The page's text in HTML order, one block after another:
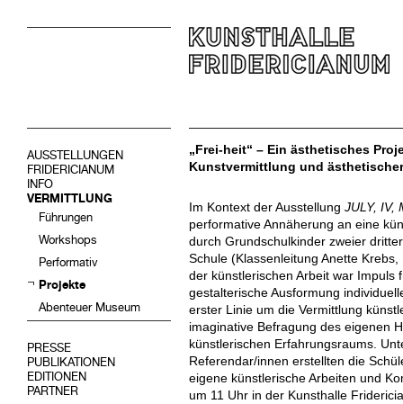
AUSSTELLUNGEN
FRIDERICIANUM
INFO
VERMITTLUNG
Führungen
Workshops
Performativ
Projekte
Abenteuer Museum
PRESSE
PUBLIKATIONEN
EDITIONEN
PARTNER
„Frei-heit“ – Ein ästhetisches
Kunstvermittlung und
Im Kontext der Ausstellung JULY, IV,
performative Annäherung an eine
durch Grundschulkinder zweier
Schule (Klassenleitung Anette
der künstlerischen Arbeit war Impuls
gestalterische Ausformung
erster Linie um die Vermittlung
imaginative Befragung des eigenen
künstlerischen Erfahrungsraums.
Referendar/innen erstellten die
eigene künstlerische Arbeiten und
um 11 Uhr in der Kunsthalle